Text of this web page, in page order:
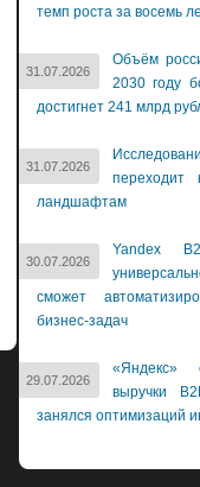
темп роста за восемь
31.07.2026
Объём
2030 году
достигнет 241 млрд
31.07.2026
ландшафтам
30.07.2026
Yandex
сможет
бизнес-задач
29.07.2026
выручки
занялся оптимизаций